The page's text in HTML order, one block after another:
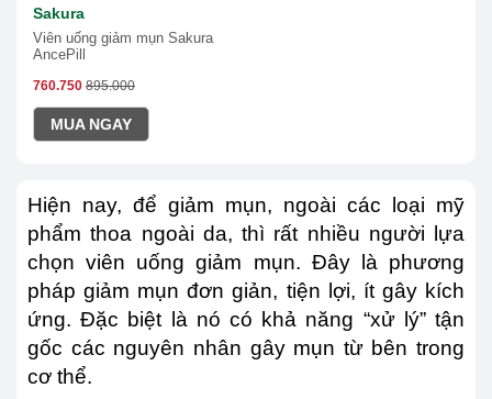
Sakura
Viên uống giảm mụn Sakura
AncePill
760.750 895.000
MUA NGAY
Hiện nay, để giảm mụn, ngoài các loại mỹ
phẩm thoa ngoài da, thì rất nhiều người lựa
chọn viên uống giảm mụn. Đây là phương
pháp giảm mụn đơn giản, tiện lợi, ít gây kích
ứng. Đặc biệt là nó có khả năng “xử lý” tận
gốc các nguyên nhân gây mụn từ bên trong
cơ thể.